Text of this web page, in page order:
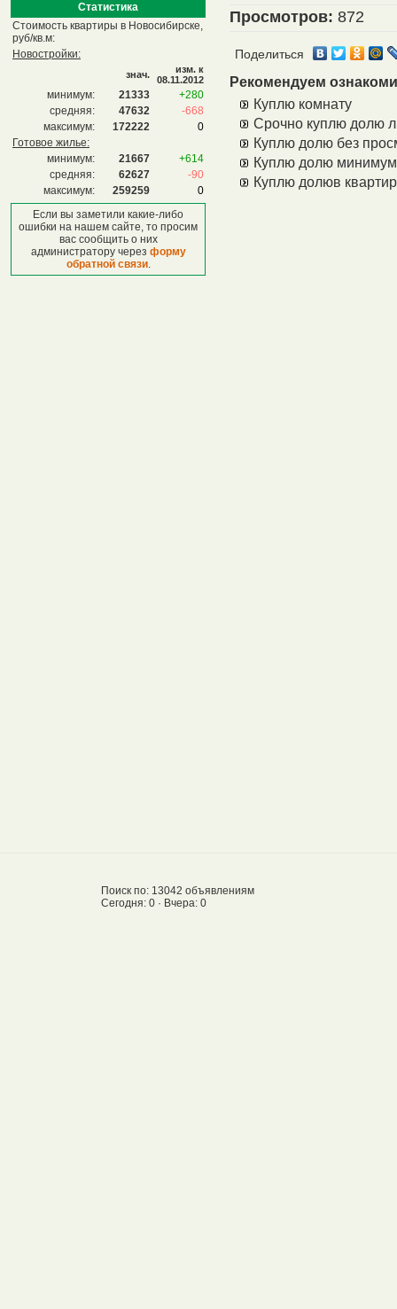
Статистика
Стоимость квартиры в Новосибирске,
руб/кв.м:
Новостройки:
знач.
изм. к
08.11.2012
минимум: 21333
+280
средняя:
47632
-668
максимум:
172222
0
Готовое жилье:
минимум:
21667
+614
средняя:
62627
-90
максимум:
259259
0
Если вы заметили какие-либо
ошибки на нашем сайте, то просим
вас сообщить о них
администратору через форму
обратной связи.
Просмотров: 872
Поделиться
Рекомендуем
Куплю комнату
Срочно куплю долю
Куплю долю без
Куплю долю минимум
Куплю долюв
Поиск по: 13042 объявлениям
Сегодня: 0 · Вчера: 0